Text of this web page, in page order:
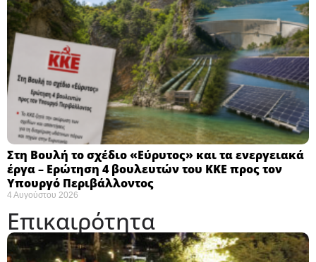
Στη Βουλή το σχέδιο «Εύρυτος» και τα ενεργειακά
έργα – Ερώτηση 4 βουλευτών του ΚΚΕ προς τον
Υπουργό Περιβάλλοντος
4 Αυγούστου 2026
Επικαιρότητα